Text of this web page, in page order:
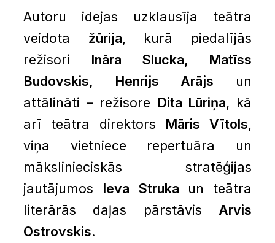
Autoru idejas uzklausīja teātra
veidota žūrija, kurā piedalījās
režisori Ināra Slucka, Matīss
Budovskis, Henrijs Arājs un
attālināti – režisore Dita Lūriņa, kā
arī teātra direktors Māris Vītols,
viņa vietniece repertuāra un
mākslinieciskās stratēģijas
jautājumos Ieva Struka un teātra
literārās daļas pārstāvis Arvis
Ostrovskis.